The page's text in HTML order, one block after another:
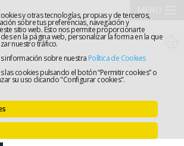
y otras tecnologías, propias y de terceros,
sobre tus preferencias, navegación y
sitio web. Esto nos permite proporcionarte
en la página web, personalizar la forma en la que
nuestro tráfico.
información sobre nuestra Política de Cookies
las cookies pulsando el botón “Permitir cookies” o
su uso clicando "Configurar cookies".
El
Colegio
Empleo